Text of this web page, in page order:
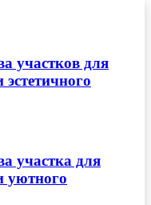
участков для
участка для
уютного